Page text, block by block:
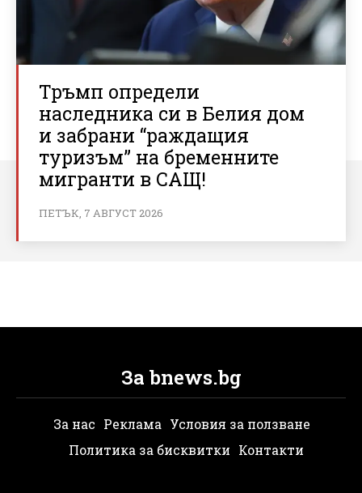
Тръмп определи
наследника си в Белия дом
и забрани “раждащия
туризъм” на бременните
мигранти в САЩ!
ПЕТЪК, 7 АВГУСТ 2026
За bnews.bg
За нас Реклама Условия за ползване
Политика за бисквитки Контакти